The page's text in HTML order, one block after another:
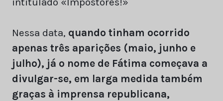
Nessa data, quando tinham ocorrido
apenas três aparições (maio, junho e
julho), já o nome de Fátima começava a
divulgar-se, em larga medida também
graças à imprensa republicana,